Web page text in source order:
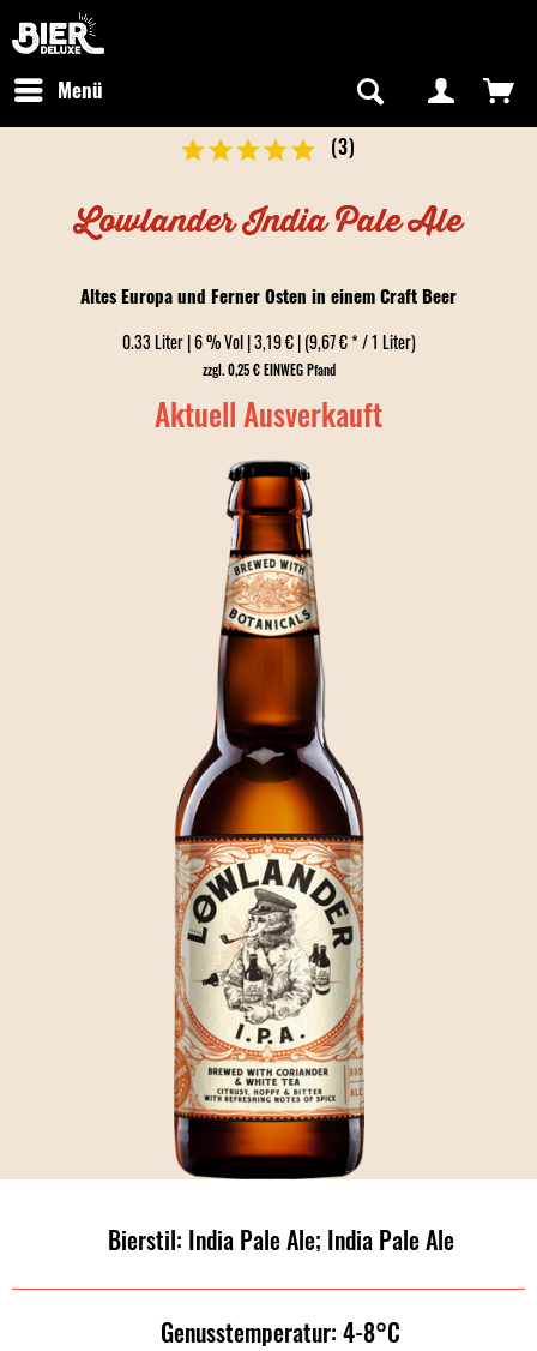
Kostenfreier Versand in Deutschland
Menü
(3)
Lowlander India Pale Ale
Altes Europa und Ferner Osten in einem Craft Beer
0.33 Liter | 6 % Vol | 3,19 € | (9,67 € * / 1 Liter)
zzgl. 0,25 € EINWEG Pfand
Aktuell Ausverkauft
Bierstil: India Pale Ale; India Pale Ale
Genusstemperatur: 4-8°C